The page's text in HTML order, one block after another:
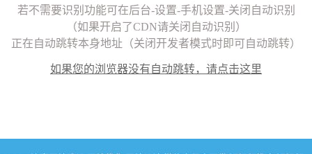
若不需要识别功能可在后台-设置-手机设置-关闭自动识别
（如果开启了CDN请关闭自动识别）
正在自动跳转本身地址（关闭开发者模式时即可自动跳转）
如果您的浏览器没有自动跳转，请点击这里